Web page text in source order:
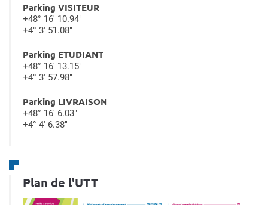
Parking VISITEUR
+48° 16' 10.94"
+4° 3' 51.08"
Parking ETUDIANT
+48° 16' 13.15"
+4° 3' 57.98"
Parking LIVRAISON
+48° 16' 6.03"
+4° 4' 6.38"
Plan de l'UTT